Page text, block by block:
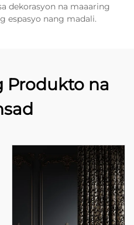
dekorasyon na maaaring
espasyo nang madali.
Produkto na